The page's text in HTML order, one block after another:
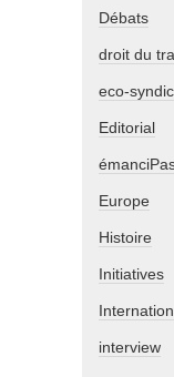
Débats
droit du
eco-
Editorial
Europe
Histoire
Initiatives
interview